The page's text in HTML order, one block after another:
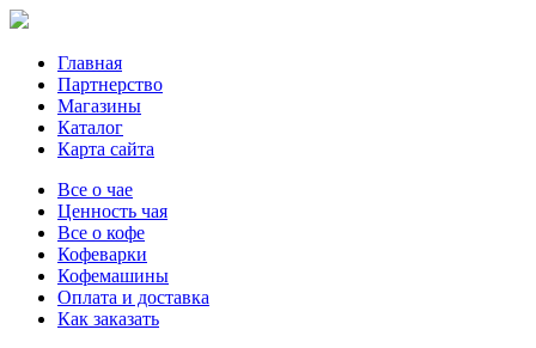
Главная
Партнерство
Магазины
Каталог
Карта сайта
Все о чае
Ценность чая
Все о кофе
Кофеварки
Кофемашины
Оплата и доставка
Как заказать